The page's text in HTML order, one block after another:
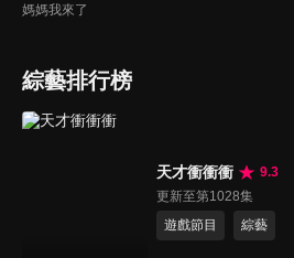
媽媽我來了
綜藝排行榜
天才衝衝衝
9.3
更新至第1028集
遊戲節目
綜藝